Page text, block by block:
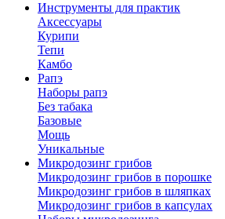
Инструменты для практик
Аксессуары
Курипи
Тепи
Камбо
Рапэ
Наборы рапэ
Без табака
Базовые
Мощь
Уникальные
Микродозинг грибов
Микродозинг грибов в порошке
Микродозинг грибов в шляпках
Микродозинг грибов в капсулах